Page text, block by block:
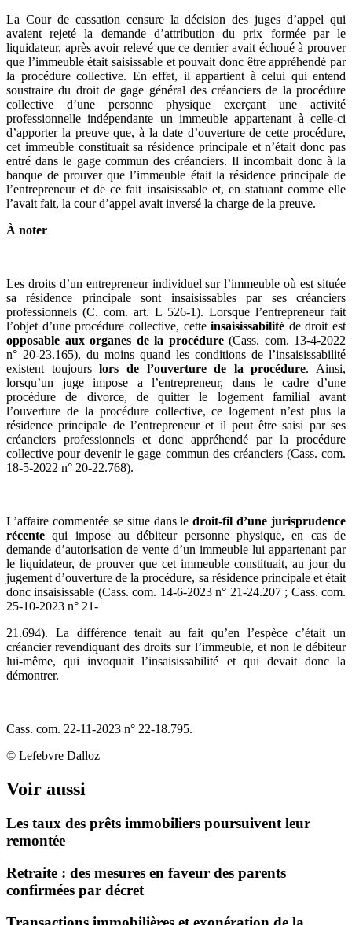
La Cour de cassation censure la décision des juges d’appel qui
avaient rejeté la demande d’attribution du prix formée par le
liquidateur, après avoir relevé que ce dernier avait échoué à prouver
que l’immeuble était saisissable et pouvait donc être appréhendé par
la procédure collective. En effet, il appartient à celui qui entend
soustraire du droit de gage général des créanciers de la procédure
collective d’une personne physique exerçant une activité
professionnelle indépendante un immeuble appartenant à celle-ci
d’apporter la preuve que, à la date d’ouverture de cette procédure,
cet immeuble constituait sa résidence principale et n’était donc pas
entré dans le gage commun des créanciers. Il incombait donc à la
banque de prouver que l’immeuble était la résidence principale de
l’entrepreneur et de ce fait insaisissable et, en statuant comme elle
l’avait fait, la cour d’appel avait inversé la charge de la preuve.
À noter
Les droits d’un entrepreneur individuel sur l’immeuble où est située
sa résidence principale sont insaisissables par ses créanciers
professionnels (C. com. art. L 526-1). Lorsque l’entrepreneur fait
l’objet d’une procédure collective, cetteinsaisissabilité de droit est
opposable aux organes de la procédure (Cass. com. 13-4-2022
n° 20-23.165), du moins quand les conditions de l’insaisissabilité
existent toujourslors de l’ouverture de la procédure. Ainsi,
lorsqu’un juge impose a l’entrepreneur, dans le cadre d’une
procédure de divorce, de quitter le logement familial avant
l’ouverture de la procédure collective, ce logement n’est plus la
résidence principale de l’entrepreneur et il peut être saisi par ses
créanciers professionnels et donc appréhendé par la procédure
collective pour devenir le gage commun des créanciers (Cass. com.
18-5-2022 n° 20-22.768).
L’affaire commentée se situe dans ledroit-fil d’une jurisprudence
récentequi impose au débiteur personne physique, en cas de
demande d’autorisation de vente d’un immeuble lui appartenant par
le liquidateur, de prouver que cet immeuble constituait, au jour du
jugement d’ouverture de la procédure, sa résidence principale et était
donc insaisissable (Cass. com. 14-6-2023 n° 21-24.207 ; Cass. com.
25-10-2023 n° 21-
21.694). La différence tenait au fait qu’en l’espèce c’était un
créancier revendiquant des droits sur l’immeuble, et non le débiteur
lui-même, qui invoquait l’insaisissabilité et qui devait donc la
démontrer.
Cass. com. 22-11-2023 n° 22-18.795.
© Lefebvre Dalloz
Voir aussi
Les taux des prêts immobiliers poursuivent leur
remontée
Retraite : des mesures en faveur des parents
confirmées par décret